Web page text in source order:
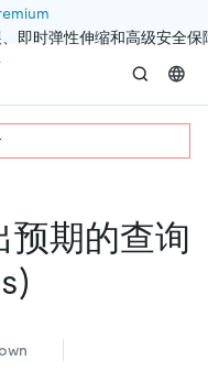
即时弹性伸缩和高级安全保
预期的查询